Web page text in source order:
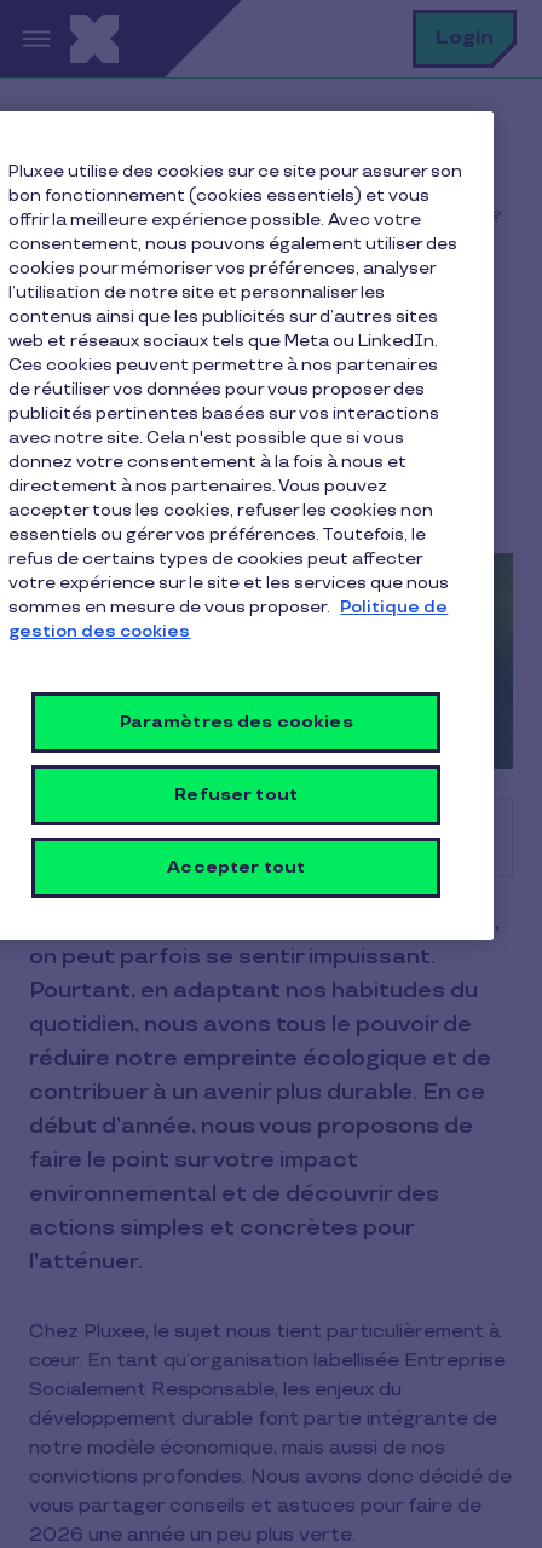
Aller au contenu principal Login
Nos conseils
Comment réduire son empreinte écologique en 2026 ?
Comment réduire son
empreinte écologique en
2026 ?
La rédaction Pluxee
5 min de lecture
20.01.2026
Sommaire
Face aux défis environnementaux actuels,
on peut parfois se sentir impuissant.
Pourtant, en adaptant nos habitudes du
quotidien, nous avons tous le pouvoir de
réduire notre empreinte écologique et de
contribuer à un avenir plus durable. En ce
début d’année, nous vous proposons de
faire le point sur votre impact
environnemental et de découvrir des
actions simples et concrètes pour
l'atténuer.
Chez Pluxee, le sujet nous tient particulièrement à
cœur. En tant qu’organisation labellisée Entreprise
Socialement Responsable, les enjeux du
développement durable font partie intégrante de
notre modèle économique, mais aussi de nos
convictions profondes. Nous avons donc décidé de
vous partager conseils et astuces pour faire de
2026 une année un peu plus verte.
Pluxee utilise des cookies sur ce site pour assurer son
bon fonctionnement (cookies essentiels) et vous
offrir la meilleure expérience possible. Avec votre
consentement, nous pouvons également utiliser des
cookies pour mémoriser vos préférences, analyser
l’utilisation de notre site et personnaliser les
contenus ainsi que les publicités sur d’autres sites
web et réseaux sociaux tels que Meta ou LinkedIn.
Ces cookies peuvent permettre à nos partenaires
de réutiliser vos données pour vous proposer des
publicités pertinentes basées sur vos interactions
avec notre site. Cela n'est possible que si vous
donnez votre consentement à la fois à nous et
directement à nos partenaires. Vous pouvez
accepter tous les cookies, refuser les cookies non
essentiels ou gérer vos préférences. Toutefois, le
refus de certains types de cookies peut affecter
votre expérience sur le site et les services que nous
sommes en mesure de vous proposer. Politique de
gestion des cookies
Paramètres des cookies
Refuser tout
Accepter tout